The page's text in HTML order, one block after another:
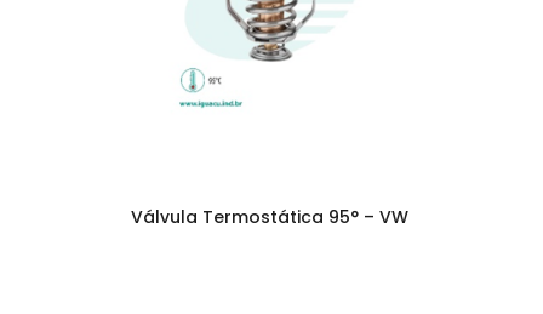
Válvula Termostática 95° – VW